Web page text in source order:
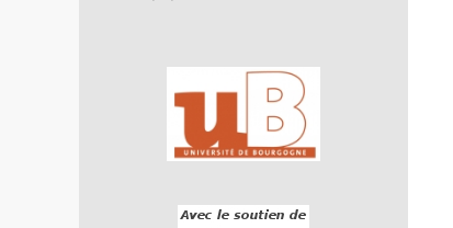
Affiliations/partenaires